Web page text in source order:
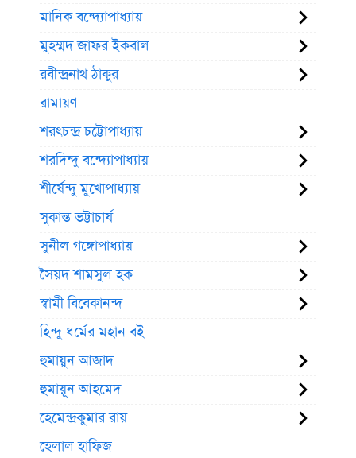
মানিক বন্দ্যোপাধ্যায়
মুহম্মদ জাফর ইকবাল
রবীন্দ্রনাথ ঠাকুর
রামায়ণ
শরৎচন্দ্র চট্টোপাধ্যায়
শরদিন্দু বন্দ্যোপাধ্যায়
শীর্ষেন্দু মুখোপাধ্যায়
সুকান্ত ভট্টাচার্য
সুনীল গঙ্গোপাধ্যায়
সৈয়দ শামসুল হক
স্বামী বিবেকানন্দ
হিন্দু ধর্মের মহান বই
হুমায়ুন আজাদ
হুমায়ূন আহমেদ
হেমেন্দ্রকুমার রায়
হেলাল হাফিজ